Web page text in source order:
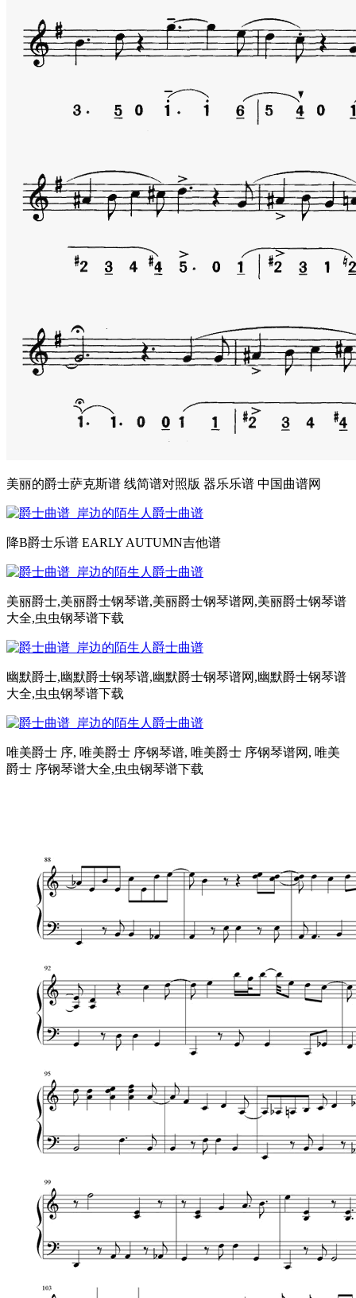
美丽的爵士萨克斯谱 线简谱对照版 器乐乐谱 中国曲谱网
降B爵士乐谱 EARLY AUTUMN吉他谱
美丽爵士,美丽爵士钢琴谱,美丽爵士钢琴谱网,美丽爵士钢琴谱
大全,虫虫钢琴谱下载
幽默爵士,幽默爵士钢琴谱,幽默爵士钢琴谱网,幽默爵士钢琴谱
大全,虫虫钢琴谱下载
唯美爵士 序, 唯美爵士 序钢琴谱, 唯美爵士 序钢琴谱网, 唯美
爵士 序钢琴谱大全,虫虫钢琴谱下载